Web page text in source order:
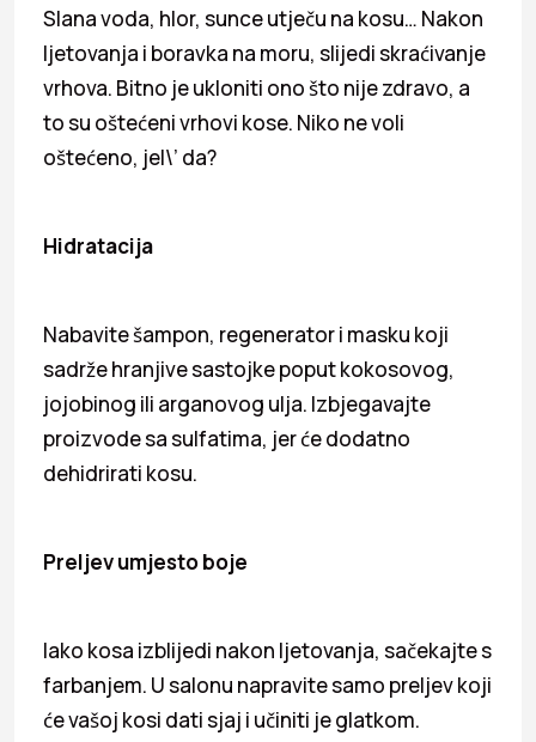
Slana voda, hlor, sunce utječu na kosu… Nakon
ljetovanja i boravka na moru, slijedi skraćivanje
vrhova. Bitno je ukloniti ono što nije zdravo, a
to su oštećeni vrhovi kose. Niko ne voli
oštećeno, jel\’ da?
Hidratacija
Nabavite šampon, regenerator i masku koji
sadrže hranjive sastojke poput kokosovog,
jojobinog ili arganovog ulja. Izbjegavajte
proizvode sa sulfatima, jer će dodatno
dehidrirati kosu.
Preljev umjesto boje
Iako kosa izblijedi nakon ljetovanja, sačekajte s
farbanjem. U salonu napravite samo preljev koji
će vašoj kosi dati sjaj i učiniti je glatkom.